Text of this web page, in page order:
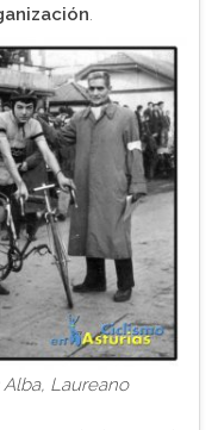
.
Alba, Laureano